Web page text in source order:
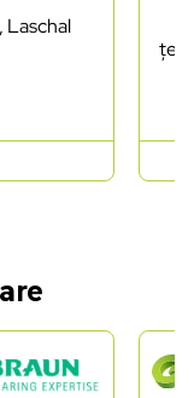
Laschal